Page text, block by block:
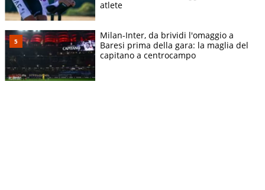
atlete
Milan-Inter, da brividi l'omaggio a
Baresi prima della gara: la maglia del
capitano a centrocampo